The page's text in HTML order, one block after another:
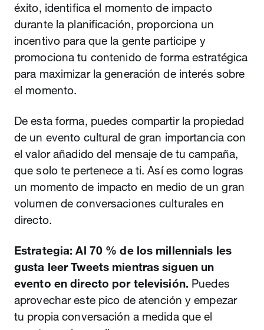
éxito, identifica el momento de impacto
durante la planificación, proporciona un
incentivo para que la gente participe y
promociona tu contenido de forma estratégica
para maximizar la generación de interés sobre
el momento.
De esta forma, puedes compartir la propiedad
de un evento cultural de gran importancia con
el valor añadido del mensaje de tu campaña,
que solo te pertenece a ti. Así es como logras
un momento de impacto en medio de un gran
volumen de conversaciones culturales en
directo.
Estrategia: Al 70 % de los millennials les
gusta leer Tweets mientras siguen un
evento en directo por televisión.Puedes
aprovechar este pico de atención y empezar
tu propia conversación a medida que el